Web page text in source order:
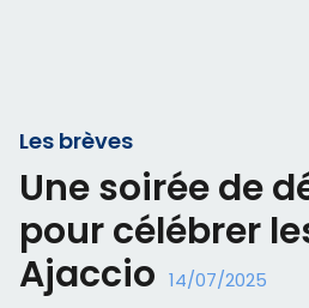
Les brèves
Une soirée de
pour célébrer
Ajaccio 14/07/2025